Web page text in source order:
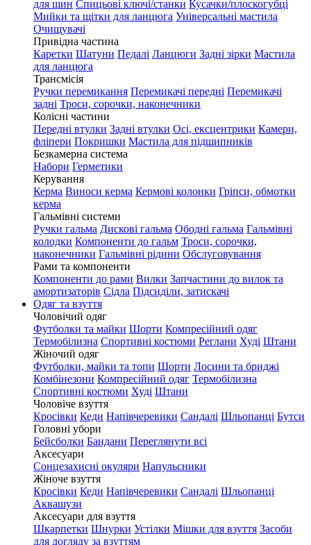
для шин Спицьові ключі/станки Кусачки/плоскогубці
Мийки та щітки для ланцюга Універсальні мастила
Очищувачі
Привідна частина
Каретки Шатуни Педалі Ланцюги Задні зірки Мастила
для ланцюга
Трансмісія
Ручки перемикання Перемикачі передні Перемикачі
задні Троси, сорочки, наконечники
Колісні частини
Передні втулки Задні втулки Осі, ексцентрики Камери,
фліпери Покришки Мастила для підшипників
Безкамерна система
Набори Герметики
Керування
Керма Виноси керма Кермові колонки Гріпси, обмотки
керма
Гальмівні системи
Ручки гальма Дискові гальма Ободні гальма Гальмівні
колодки Компоненти до гальм Троси, сорочки,
наконечники Гальмівні рідини Обслуговування
Рами та компоненти
Компоненти до рами Вилки Запчастини до вилок та
амортизаторів Сідла Підсиділи, затискачі
Одяг та взуття
Чоловічий одяг
Футболки та майки Шорти Компресійний одяг
Термобілизна Спортивні костюми Реглани Худі Штани
Жіночий одяг
Футболки, майки та топи Шорти Лосини та бриджі
Комбінезони Компресійний одяг Термобілизна
Спортивні костюми Худі Штани
Чоловіче взуття
Кросівки Кеди Напівчеревики Сандалі Шльопанці Бутси
Головні убори
Бейсболки Бандани Переглянути всі
Аксесуари
Сонцезахисні окуляри Напульсники
Жіноче взуття
Кросівки Кеди Напівчеревики Сандалі Шльопанці
Аквашузи
Аксесуари для взуття
Шкарпетки Шнурки Устілки Мішки для взуття Засоби
для догляду за взуттям